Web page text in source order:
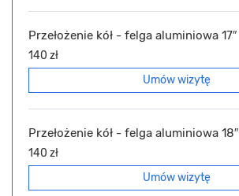
Przełożenie kół - felga aluminiowa 17″
140 zł
Umów wizytę
Przełożenie kół - felga aluminiowa 18″
140 zł
Umów wizytę